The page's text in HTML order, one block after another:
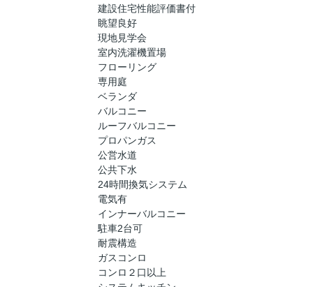
建設住宅性能評価書付
眺望良好
現地見学会
室内洗濯機置場
フローリング
専用庭
ベランダ
バルコニー
ルーフバルコニー
プロパンガス
公営水道
公共下水
24時間換気システム
電気有
インナーバルコニー
駐車2台可
耐震構造
ガスコンロ
コンロ２口以上